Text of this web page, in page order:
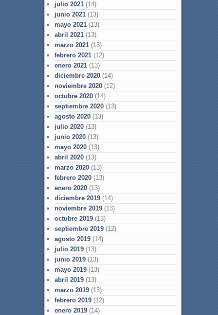
julio 2021(14)
junio 2021(13)
mayo 2021(13)
abril 2021(13)
marzo 2021(13)
febrero 2021(12)
enero 2021(13)
diciembre 2020(14)
noviembre 2020(12)
octubre 2020(14)
septiembre 2020(13)
agosto 2020(13)
julio 2020(13)
junio 2020(13)
mayo 2020(13)
abril 2020(13)
marzo 2020(13)
febrero 2020(13)
enero 2020(13)
diciembre 2019(14)
noviembre 2019(13)
octubre 2019(13)
septiembre 2019(12)
agosto 2019(14)
julio 2019(13)
junio 2019(13)
mayo 2019(13)
abril 2019(13)
marzo 2019(13)
febrero 2019(12)
enero 2019(14)